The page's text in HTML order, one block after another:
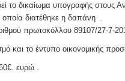
δικαίωμα υπογραφής στους
διατέθηκε η δαπάνη .
πρωτοκόλλου 89107/27-7-
και το έντυπο οικονομικής
ευρώ .